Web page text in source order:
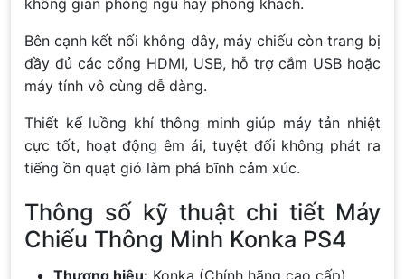
Bên cạnh kết nối không dây, máy chiếu còn trang bị
đầy đủ các cổng HDMI, USB, hỗ trợ cắm USB hoặc
máy tính vô cùng dễ dàng.
Thiết kế luồng khí thông minh giúp máy tản nhiệt
cực tốt, hoạt động êm ái, tuyệt đối không phát ra
tiếng ồn quạt gió làm phá bĩnh cảm xúc.
Thông số kỹ thuật chi tiết Máy
Chiếu Thông Minh Konka PS4
Thương hiệu: Konka (Chính hãng cao cấp)